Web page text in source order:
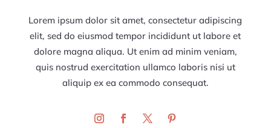
Lorem ipsum dolor sit amet, consectetur adipiscing
elit, sed do eiusmod tempor incididunt ut labore et
dolore magna aliqua. Ut enim ad minim veniam,
quis nostrud exercitation ullamco laboris nisi ut
aliquip ex ea commodo consequat.